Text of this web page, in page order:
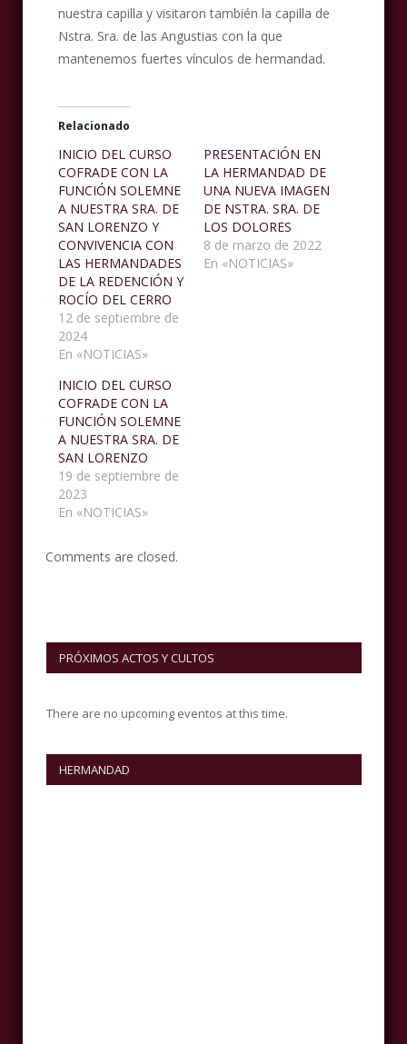
nuestra capilla y visitaron también la capilla de
Nstra. Sra. de las Angustias con la que
mantenemos fuertes vínculos de hermandad.
Relacionado
INICIO DEL CURSO
COFRADE CON LA
FUNCIÓN SOLEMNE
A NUESTRA SRA. DE
SAN LORENZO Y
CONVIVENCIA CON
LAS HERMANDADES
DE LA REDENCIÓN Y
ROCÍO DEL CERRO
12 de septiembre de
2024
En «NOTICIAS»
PRESENTACIÓN EN
LA HERMANDAD DE
UNA NUEVA IMAGEN
DE NSTRA. SRA. DE
LOS DOLORES
8 de marzo de 2022
En «NOTICIAS»
INICIO DEL CURSO
COFRADE CON LA
FUNCIÓN SOLEMNE
A NUESTRA SRA. DE
SAN LORENZO
19 de septiembre de
2023
En «NOTICIAS»
Comments are closed.
PRÓXIMOS ACTOS Y CULTOS
There are no upcoming eventos at this time.
HERMANDAD